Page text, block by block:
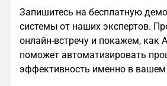
Запишитесь на бесплатную
системы от наших экспертов.
онлайн-встречу и покажем, как
поможет автоматизировать
эффективность именно в вашем